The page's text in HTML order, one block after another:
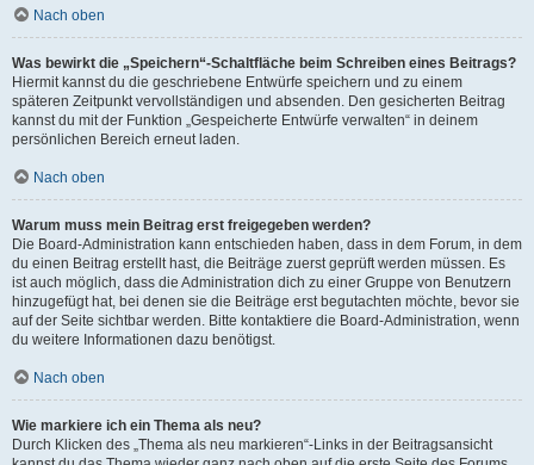
Nach oben
Was bewirkt die „Speichern“-Schaltfläche beim Schreiben eines Beitrags?
Hiermit kannst du die geschriebene Entwürfe speichern und zu einem
späteren Zeitpunkt vervollständigen und absenden. Den gesicherten Beitrag
kannst du mit der Funktion „Gespeicherte Entwürfe verwalten“ in deinem
persönlichen Bereich erneut laden.
Nach oben
Warum muss mein Beitrag erst freigegeben werden?
Die Board-Administration kann entschieden haben, dass in dem Forum, in dem
du einen Beitrag erstellt hast, die Beiträge zuerst geprüft werden müssen. Es
ist auch möglich, dass die Administration dich zu einer Gruppe von Benutzern
hinzugefügt hat, bei denen sie die Beiträge erst begutachten möchte, bevor sie
auf der Seite sichtbar werden. Bitte kontaktiere die Board-Administration, wenn
du weitere Informationen dazu benötigst.
Nach oben
Wie markiere ich ein Thema als neu?
Durch Klicken des „Thema als neu markieren“-Links in der Beitragsansicht